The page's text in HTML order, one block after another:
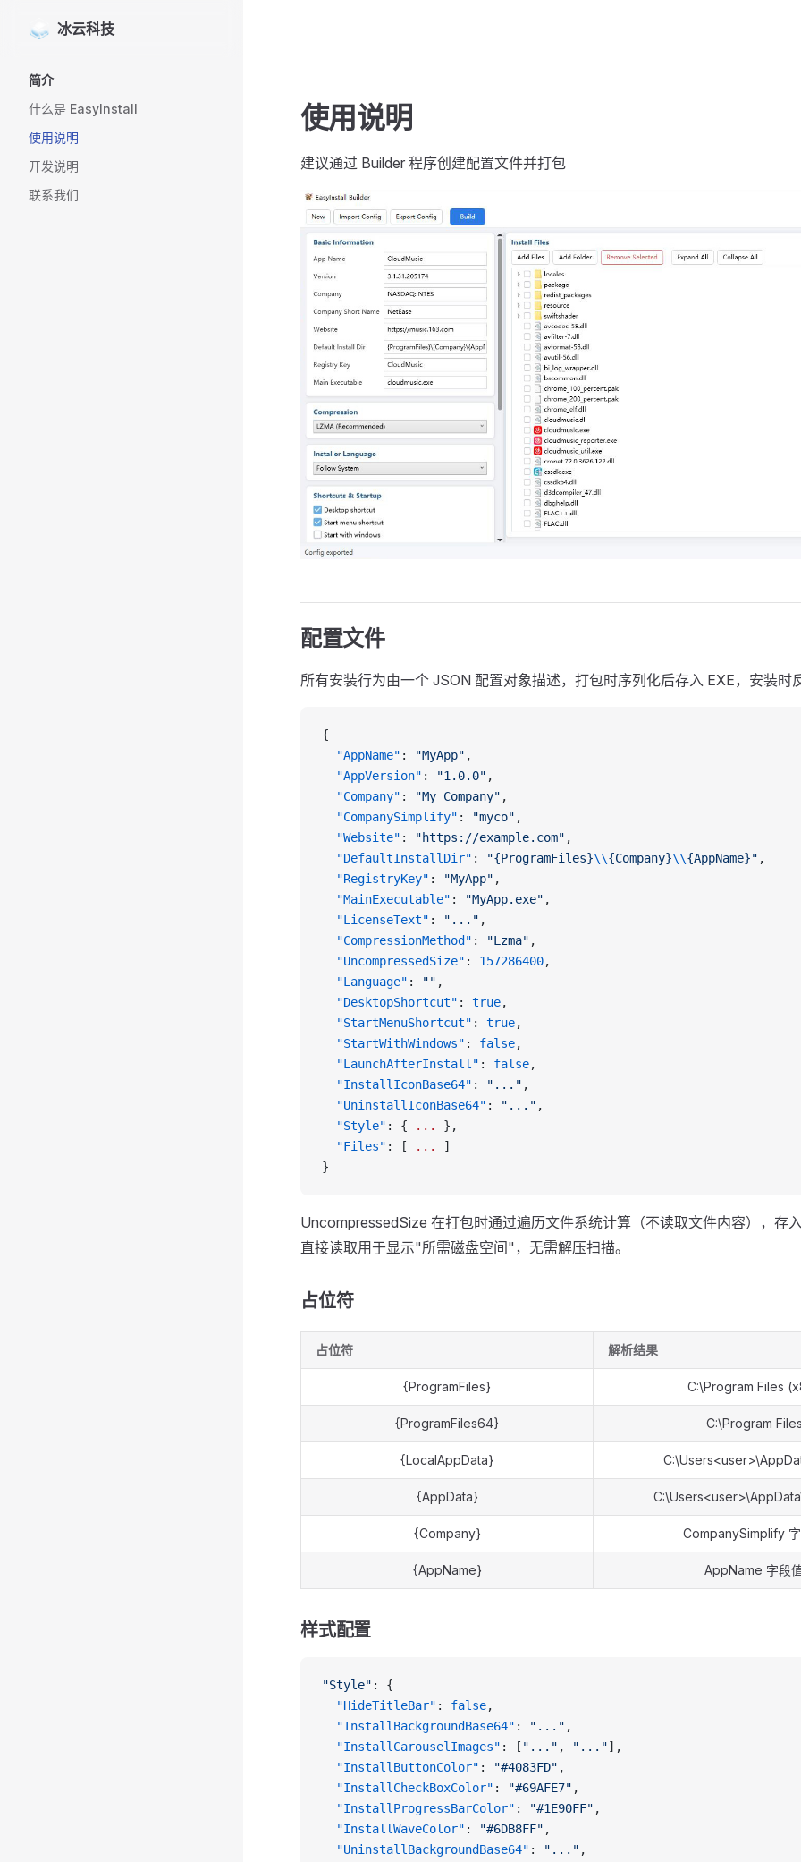
Skip to content
冰云科技
简介
什么是 EasyInstall
使用说明
开发说明
联系我们
使用说明
建议通过 Builder 程序创建配置文件并打包
配置文件
所有安装行为由一个 JSON 配置对象描述，打包时序列化后存入 EXE，安装时
{
  "AppName"
: "MyApp" ,
  "AppVersion"
: "1.0.0" ,
  "Company"
: "My Company" ,
  "CompanySimplify"
: "myco" ,
  "Website"
: "https://example.com" ,
  "DefaultInstallDir"
: "{ProgramFiles}\\{Company}\\{AppName}" ,
  "RegistryKey"
: "MyApp" ,
  "MainExecutable"
: "MyApp.exe" ,
  "LicenseText"
: "..." ,
  "CompressionMethod"
: "Lzma" ,
  "UncompressedSize"
: 157286400,
  "Language"
: "" ,
  "DesktopShortcut"
: true,
  "StartMenuShortcut"
: true,
  "StartWithWindows"
: false,
  "LaunchAfterInstall"
: false,
  "InstallIconBase64"
: "..." ,
  "UninstallIconBase64"
: "..." ,
  "Style"
: { ...
},
  "Files"
: [ ...
]
}
UncompressedSize 在打包时通过遍历文件系统计算（不读取文件内容），存
直接读取用于显示"所需磁盘空间"，无需解压扫描。
占位符
占位符 解析结果
{ProgramFiles} C:\Program Files
{ProgramFiles64} C:\Program
{LocalAppData}
{AppData}
{Company} CompanySimplify
{AppName} AppName 字段
样式配置
"Style" : {
  "HideTitleBar"
: false,
  "InstallBackgroundBase64"
: "..." ,
  "InstallCarouselImages"
: [ "..." , "..."],
  "InstallButtonColor"
: "#4083FD" ,
  "InstallCheckBoxColor"
: "#69AFE7" ,
  "InstallProgressBarColor"
: "#1E90FF" ,
  "InstallWaveColor"
: "#6DB8FF" ,
  "UninstallBackgroundBase64"
: "..." ,